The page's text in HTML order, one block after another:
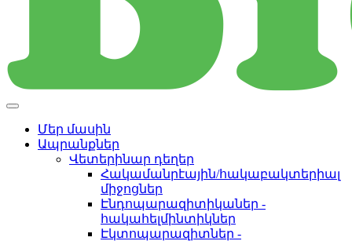
Մեր մասին
Ապրանքներ
Վետերինար դեղեր
Հակամանրէային/հակաբակտերիալ
միջոցներ
Էնդոպարազիտիկաներ -
հակահելմինտիկներ
Էկտոպարազիտներ -